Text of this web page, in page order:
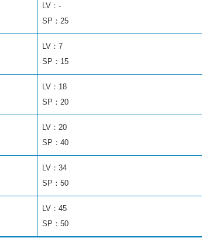
LV：-
SP：25
LV：7
SP：15
LV：18
SP：20
LV：20
SP：40
LV：34
SP：50
LV：45
SP：50